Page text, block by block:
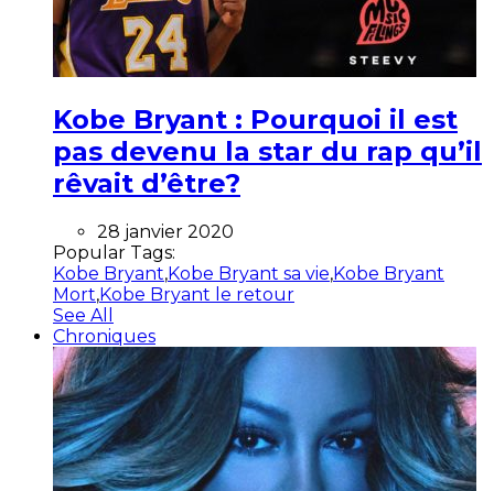
Kobe Bryant : Pourquoi il est
pas devenu la star du rap qu’il
rêvait d’être?
28 janvier 2020
Popular Tags:
Kobe Bryant,Kobe Bryant sa vie,Kobe Bryant
Mort,Kobe Bryant le retour
See All
Chroniques